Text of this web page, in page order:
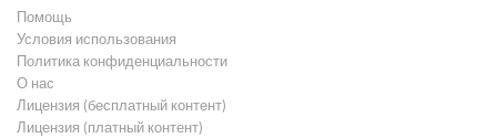
Помощь
Условия использования
Политика конфиденциальности
О нас
Лицензия (бесплатный контент)
Лицензия (платный контент)